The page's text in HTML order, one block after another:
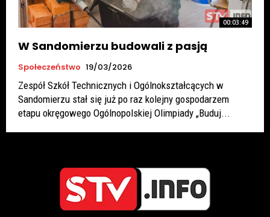
00:03:49
W Sandomierzu budowali z pasją
Społeczeństwo 19/03/2026
Zespół Szkół Technicznych i Ogólnokształcących w
Sandomierzu stał się już po raz kolejny gospodarzem
etapu okręgowego Ogólnopolskiej Olimpiady „Buduj...